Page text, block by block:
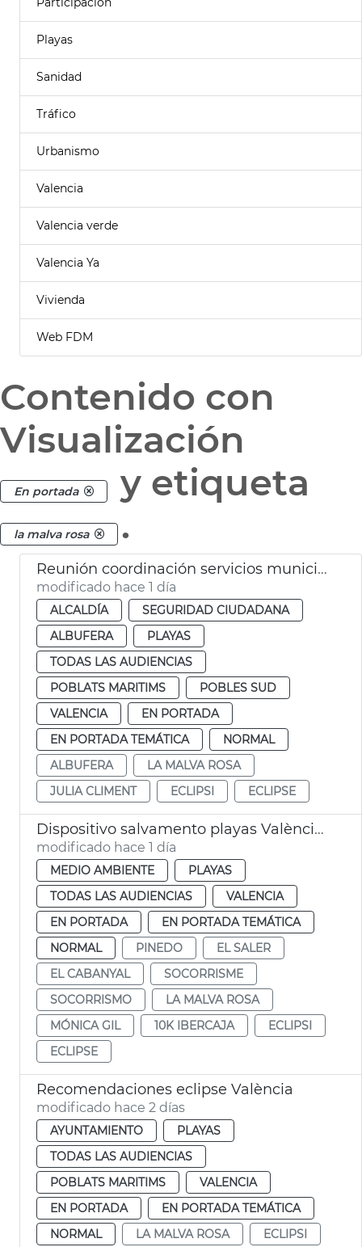
Playas
Sanidad
Tráfico
Urbanismo
Valencia
Valencia verde
Valencia Ya
Vivienda
Web FDM
Contenido con
Visualización
En portada y etiqueta
la malva rosa .
Reunión coordinación servicios municipales eclipse València
modificado hace 1 día
ALCALDÍA
SEGURIDAD CIUDADANA
ALBUFERA
PLAYAS
TODAS LAS AUDIENCIAS
POBLATS MARITIMS
POBLES SUD
VALENCIA
EN PORTADA
EN PORTADA TEMÁTICA
NORMAL
ALBUFERA
LA MALVA ROSA
JULIA CLIMENT
ECLIPSI ECLIPSE
Dispositivo salvamento playas València eclipse
modificado hace 1 día
MEDIO AMBIENTE
PLAYAS
TODAS LAS AUDIENCIAS
VALENCIA
EN PORTADA
EN PORTADA TEMÁTICA
NORMAL
PINEDO
EL SALER
EL CABANYAL
SOCORRISME
SOCORRISMO
LA MALVA ROSA
MÓNICA GIL
10K IBERCAJA
ECLIPSI
ECLIPSE
Recomendaciones eclipse València
modificado hace 2 días
AYUNTAMIENTO
PLAYAS
TODAS LAS AUDIENCIAS
POBLATS MARITIMS
VALENCIA
EN PORTADA
EN PORTADA TEMÁTICA
NORMAL
LA MALVA ROSA ECLIPSI